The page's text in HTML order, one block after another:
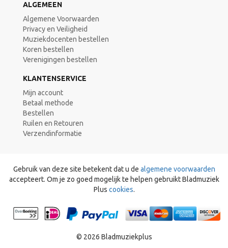
ALGEMEEN
Algemene Voorwaarden
Privacy en Veiligheid
Muziekdocenten bestellen
Koren bestellen
Verenigingen bestellen
KLANTENSERVICE
Mijn account
Betaal methode
Bestellen
Ruilen en Retouren
Verzendinformatie
Gebruik van deze site betekent dat u de algemene voorwaarden
accepteert. Om je zo goed mogelijk te helpen gebruikt Bladmuziek
Plus cookies.
© 2026 Bladmuziekplus